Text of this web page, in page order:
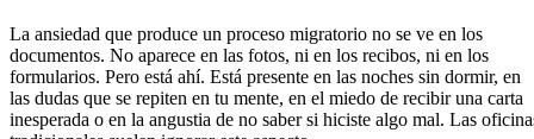
La ansiedad que produce un proceso migratorio no se ve en los
documentos. No aparece en las fotos, ni en los recibos, ni en los
formularios. Pero está ahí. Está presente en las noches sin dormir, en
las dudas que se repiten en tu mente, en el miedo de recibir una carta
inesperada o en la angustia de no saber si hiciste algo mal. Las